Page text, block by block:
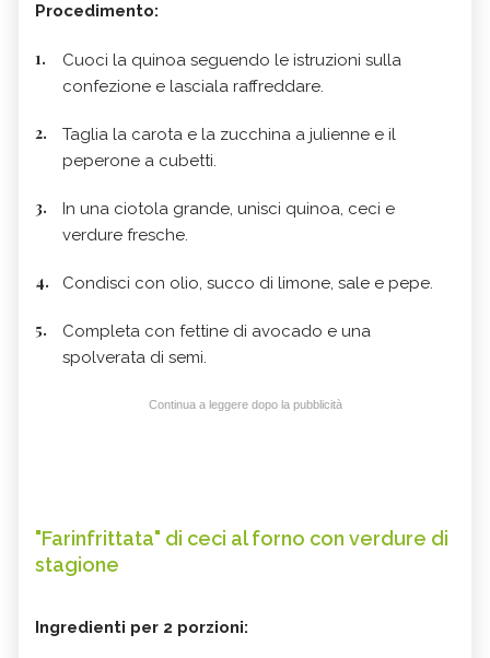
Procedimento:
Cuoci la quinoa seguendo le istruzioni sulla
confezione e lasciala raffreddare.
Taglia la carota e la zucchina a julienne e il
peperone a cubetti.
In una ciotola grande, unisci quinoa, ceci e
verdure fresche.
Condisci con olio, succo di limone, sale e pepe.
Completa con fettine di avocado e una
spolverata di semi.
Continua a leggere dopo la pubblicità
"Farinfrittata" di ceci al forno con verdure di
stagione
Ingredienti per 2 porzioni: